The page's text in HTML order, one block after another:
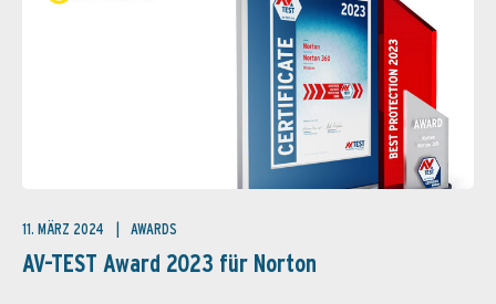
11. MÄRZ 2024 AWARDS
AV-TEST Award 2023 für Norton